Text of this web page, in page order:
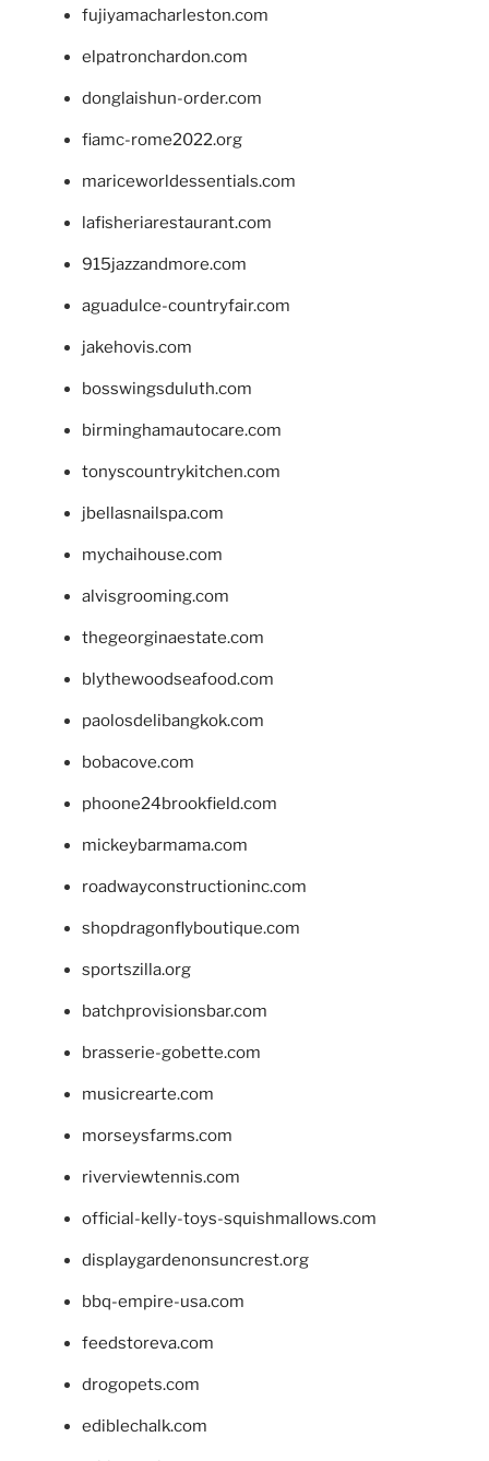
fujiyamacharleston.com
elpatronchardon.com
donglaishun-order.com
fiamc-rome2022.org
mariceworldessentials.com
lafisheriarestaurant.com
915jazzandmore.com
aguadulce-countryfair.com
jakehovis.com
bosswingsduluth.com
birminghamautocare.com
tonyscountrykitchen.com
jbellasnailspa.com
mychaihouse.com
alvisgrooming.com
thegeorginaestate.com
blythewoodseafood.com
paolosdelibangkok.com
bobacove.com
phoone24brookfield.com
mickeybarmama.com
roadwayconstructioninc.com
shopdragonflyboutique.com
sportszilla.org
batchprovisionsbar.com
brasserie-gobette.com
musicrearte.com
morseysfarms.com
riverviewtennis.com
official-kelly-toys-squishmallows.com
displaygardenonsuncrest.org
bbq-empire-usa.com
feedstoreva.com
drogopets.com
ediblechalk.com